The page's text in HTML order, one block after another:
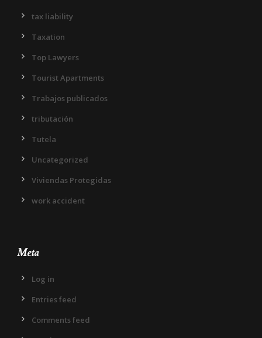
tax liability
Taxation
Top Lawyers
Tourist Apartments
Trabajos publicados
tributación
Tutela
Uncategorized
Viviendas Protegidas
work accident
Meta
Log in
Entries feed
Comments feed